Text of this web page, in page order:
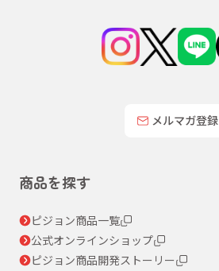
メルマガ登録
商品を探す
ピジョン商品一覧
公式オンラインショップ
ピジョン商品開発ストーリー